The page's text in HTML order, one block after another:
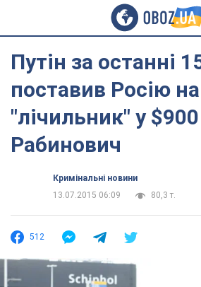
Путін за останні
поставив Росію на
"лічильник" у
Рабинович
Кримінальні новини
13.07.2015 06:09
80,3 т.
512